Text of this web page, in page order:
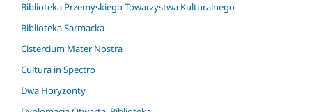
Biblioteka Przemyskiego Towarzystwa Kulturalnego
Biblioteka Sarmacka
Cistercium Mater Nostra
Cultura in Spectro
Dwa Horyzonty